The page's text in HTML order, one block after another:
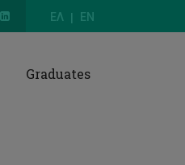
ΕΛ EN
Graduates